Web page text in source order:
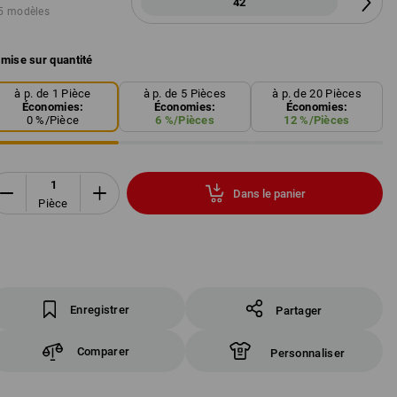
modèles
sur quantité
à p. de 1 Pièce
Économies:
0%/Pièce
à p. de 5 Pièces
Économies:
6 %/Pièces
à p. de 20 Pièces
Économies:
12%/Pièces
Pièce
Dans le panier
Enregistrer Partager
Comparer Personnaliser